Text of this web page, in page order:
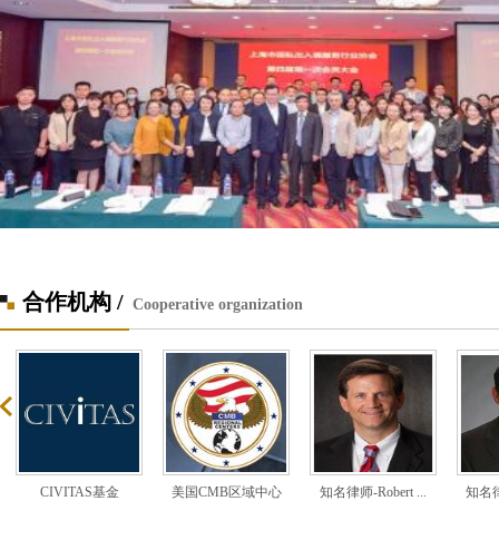
合作机构 / Cooperative organization
CIVITAS基金 美国CMB区域中心 知名律师-Robert ... 知名